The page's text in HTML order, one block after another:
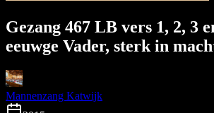
Gezang 467 LB vers 1, 2, 3
eeuwge Vader, sterk in
Mannenzang Katwijk